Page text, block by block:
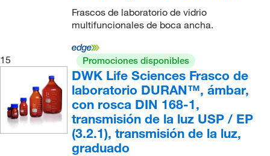
Frascos de laboratorio de vidrio
multifuncionales de boca ancha.
15 Promociones disponibles
DWK Life Sciences Frasco de
laboratorio DURAN™, ámbar,
con rosca DIN 168-1,
transmisión de la luz USP / EP
(3.2.1), transmisión de la luz,
graduado